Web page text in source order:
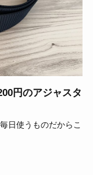
円のアジャスタ
日使うものだからこ